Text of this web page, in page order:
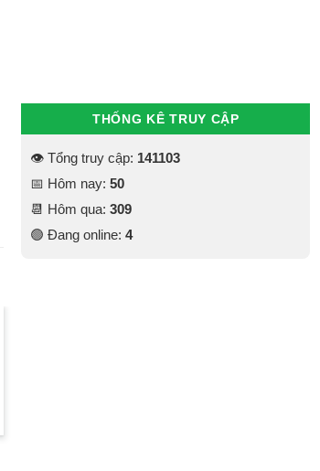
THỐNG KÊ TRUY CẬP
👁 Tổng truy cập: 141103
📅 Hôm nay:50
📆 Hôm qua:309
🟢 Đang online:4